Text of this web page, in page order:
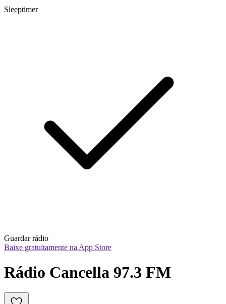
Sleeptimer
Guardar rádio
Baixe gratuitamente na App Store
Rádio Cancella 97.3 FM